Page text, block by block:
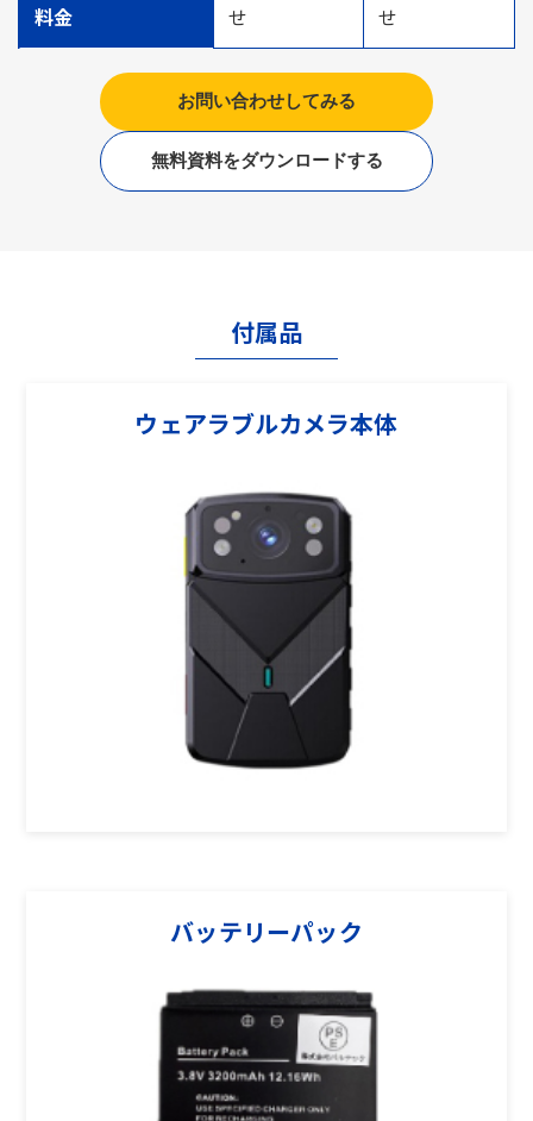
料金
せ
せ
お問い合わせしてみる
無料資料をダウンロードする
付属品
ウェアラブルカメラ本体
バッテリーパック